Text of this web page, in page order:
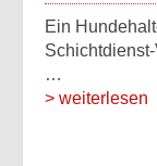
Ein
…
> weiterlesen